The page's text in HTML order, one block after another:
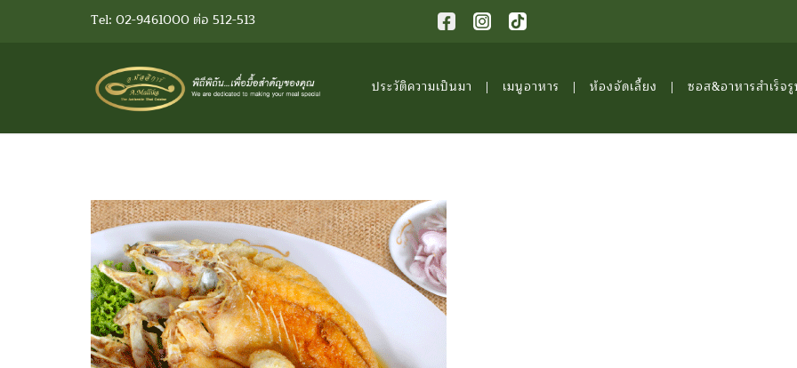
Tel: 02-9461000 ต่อ 512-513
ประวัติความเป็นมา เมนูอาหาร ห้องจัดเลี้ยง ซอส&อาหารสำเร็จ